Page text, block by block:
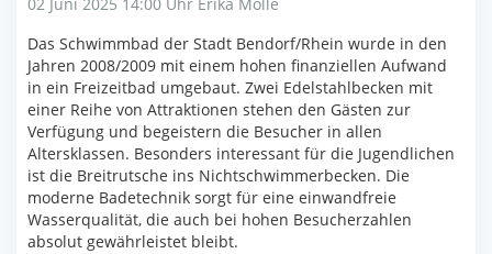
Das Schwimmbad der Stadt Bendorf/Rhein wurde in den
Jahren 2008/2009 mit einem hohen finanziellen Aufwand
in ein Freizeitbad umgebaut. Zwei Edelstahlbecken mit
einer Reihe von Attraktionen stehen den Gästen zur
Verfügung und begeistern die Besucher in allen
Altersklassen. Besonders interessant für die Jugendlichen
ist die Breitrutsche ins Nichtschwimmerbecken. Die
moderne Badetechnik sorgt für eine einwandfreie
Wasserqualität, die auch bei hohen Besucherzahlen
absolut gewährleistet bleibt.